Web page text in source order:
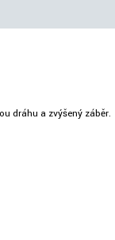
dráhu a zvýšený záběr.